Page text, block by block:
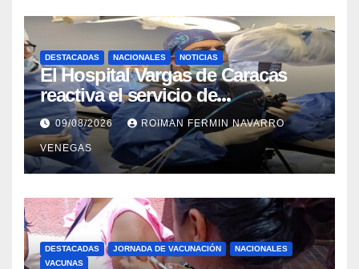
DESTACADAS NACIONALES NOTICIAS
El Hospital Vargas de Caracas
reactiva el servicio de
Colangiopancreatografía
Retrógrada Endoscópica para
beneficiar a cientos de pacientes
09/08/2026 ROIMAN FERMIN NAVARRO
VENEGAS
DESTACADAS JORNADA DE VACUNACIÓN
NACIONALES
VACUNAS